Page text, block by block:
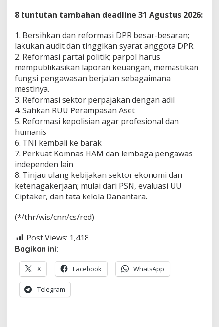
8 tuntutan tambahan deadline 31 Agustus 2026:
1. Bersihkan dan reformasi DPR besar-besaran;
lakukan audit dan tinggikan syarat anggota DPR.
2. Reformasi partai politik; parpol harus
mempublikasikan laporan keuangan, memastikan
fungsi pengawasan berjalan sebagaimana
mestinya.
3. Reformasi sektor perpajakan dengan adil
4. Sahkan RUU Perampasan Aset
5. Reformasi kepolisian agar profesional dan
humanis
6. TNI kembali ke barak
7. Perkuat Komnas HAM dan lembaga pengawas
independen lain
8. Tinjau ulang kebijakan sektor ekonomi dan
ketenagakerjaan; mulai dari PSN, evaluasi UU
Ciptaker, dan tata kelola Danantara.
(*/thr/wis/cnn/cs/red)
Post Views: 1,418
Bagikan ini:
X Facebook WhatsApp
Telegram